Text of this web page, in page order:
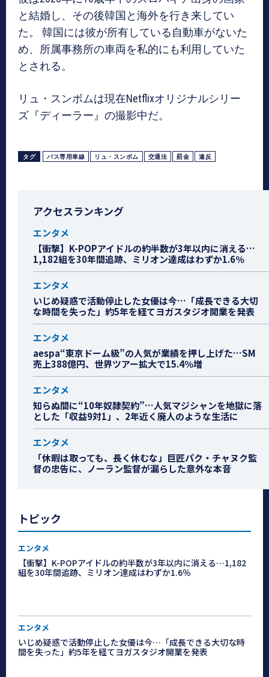
と結婚し、その後韓国と海外を行き来してい
た。 韓国には彼が所有している自動車がないた
め、所属事務所の車両を私的にも利用していた
とされる。
リュ・スンボムは現在Netflixオリジナルシリー
ズ『ディーラー』の撮影中だ。
タグ バス専用車線 リュ・スンボム 交通法 罰金 違反
アクセスランキング
エンタメ
【衝撃】K-POPアイドルの約半数が3年以内に消える…
1,182組を30年間追跡、ミリオン達成はわずか1.6％
エンタメ
いじめ疑惑で活動停止した女優は今…「成長できる大切
な時間を失った」約5年を経てヨガスタジオ開業を発表
エンタメ
aespa“東京ドーム級”の人気が業績を押し上げた…SM
売上388億円、世界ツアー拡大で15.4％増
エンタメ
知らぬ間に“10年奴隷契約”…人気マジシャンを地獄に落
とした「収益9対1」、2年近く廃人のような生活に
エンタメ
「休暇は取っても、長く休むな」巨匠パク・チャヌク監
督の忠告に、ノーラン監督が漏らした意外な本音
トピック
エンタメ
【衝撃】K-POPアイドルの約半数が3年以内に消える…1,182
組を30年間追跡、ミリオン達成はわずか1.6％
エンタメ
いじめ疑惑で活動停止した女優は今…「成長できる大切な時
間を失った」約5年を経てヨガスタジオ開業を発表